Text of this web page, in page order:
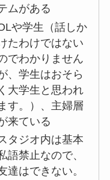
ムがある
や学生（話しか
たわけではない
でわかりません
、学生はおそら
く大学生と思われ
ます。）、主婦層
来ている
タジオ内は基本
語禁止なので、
達はできない。